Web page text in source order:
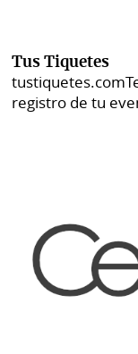
Tus Tiquetes
tustiquetes.com
registro de tu